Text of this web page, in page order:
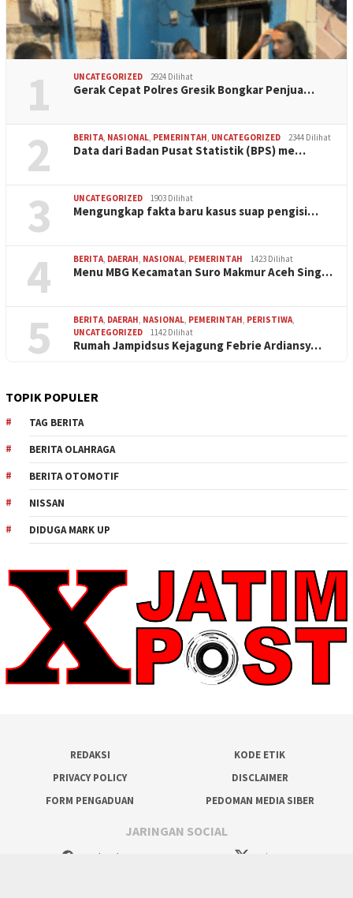
1 UNCATEGORIZED 2924 Dilihat
Gerak Cepat Polres Gresik Bongkar Penjua…
2 BERITA, NASIONAL, PEMERINTAH, UNCATEGORIZED 2344 Dilihat
Data dari Badan Pusat Statistik (BPS) me…
3 UNCATEGORIZED 1903 Dilihat
Mengungkap fakta baru kasus suap pengisi…
4 BERITA, DAERAH, NASIONAL, PEMERINTAH 1423 Dilihat
Menu MBG Kecamatan Suro Makmur Aceh Sing…
5 BERITA, DAERAH, NASIONAL, PEMERINTAH, PERISTIWA,
UNCATEGORIZED
1142 Dilihat
Rumah Jampidsus Kejagung Febrie Ardiansy…
TOPIK POPULER
TAG BERITA
BERITA OLAHRAGA
BERITA OTOMOTIF
NISSAN
DIDUGA MARK UP
REDAKSI
KODE ETIK
PRIVACY POLICY
DISCLAIMER
FORM PENGADUAN
PEDOMAN MEDIA SIBER
JARINGAN SOCIAL
Facebook
Twitter